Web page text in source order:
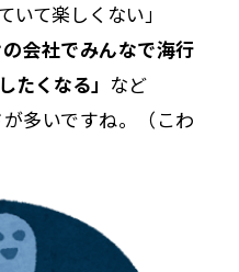
いて楽しくない」
会社でみんなで海行
くなる」 など
多いですね。（こわ